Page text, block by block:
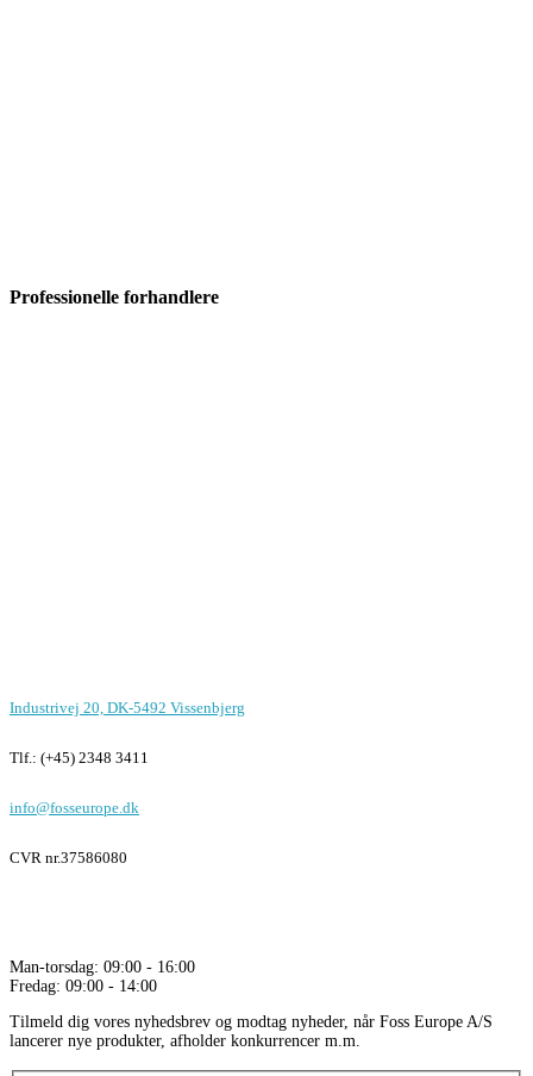
Professionelle forhandlere
Industrivej 20, DK-5492 Vissenbjerg
Tlf.: (+45) 2348 3411
info@fosseurope.dk
CVR nr.37586080
Man-torsdag: 09:00 - 16:00
Fredag: 09:00 - 14:00
Tilmeld dig vores nyhedsbrev og modtag nyheder, når Foss Europe A/S
lancerer nye produkter, afholder konkurrencer m.m.